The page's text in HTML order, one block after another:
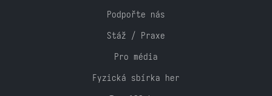
Podpořte nás
Stáž / Praxe
Pro média
Fyzická sbírka her